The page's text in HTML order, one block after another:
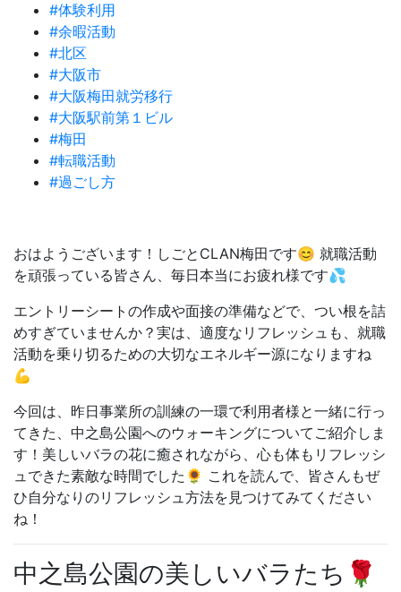
#体験利用
#余暇活動
#北区
#大阪市
#大阪梅田就労移行
#大阪駅前第１ビル
#梅田
#転職活動
#過ごし方
おはようございます！しごとCLAN梅田です😊 就職活動
を頑張っている皆さん、 毎日本当にお疲れ様です💦
エントリーシートの作成や面接の準備などで、 つい根を詰
めすぎていませんか？実は、 適度なリフレッシュも、 就職
活動を乗り切るための大切なエネルギー源になりますね
💪
今回は、昨日事業所の訓練の一環で利用者様と一緒に行っ
てきた、 中之島公園へのウォーキングについてご紹介しま
す！美しいバラの花に癒されながら、 心も体もリフレッシ
ュできた素敵な時間でした🌻 これを読んで、 皆さんもぜ
ひ自分なりのリフレッシュ方法を見つけてみてください
ね！
中之島公園の美しいバラたち🌹